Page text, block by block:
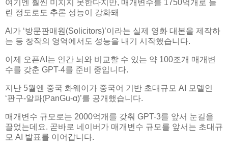
여기엔 훨씬 미치지 못한다지만, 매개변수를 1750억개로 늘
린 정도로도 추론 성능이 강화돼
AI가 ‘방문판매원(Solicitors)’이라는 실제 영화 대본을 제작하
는 등 창작의 영역에서도 성능을 내기 시작했습니다.
이제 오픈AI는 인간 뇌와 비교할 수 있는 약 100조개 매개변
수를 갖춘 GPT-4를 준비 중입니다.
지난 5월엔 중국 화웨이가 중국어 기반 초대규모 AI 모델인
‘판구-알파(PanGu-α)’를 공개했습니다.
매개변수 규모로는 2000억개를 갖춰 GPT-3를 앞서 눈길을
끌었는데요. 곧바로 네이버가 매개변수 규모를 앞서는 초대규
모 AI 발표를 이어갑니다.